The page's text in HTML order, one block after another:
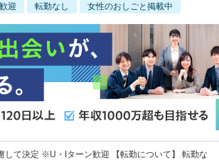
迎 転勤なし 女性のおしごと掲載中
して決定 ※U・Iターン歓迎 【転勤について】 転勤な